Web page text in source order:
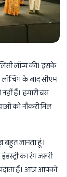
लॉन्च की। इसके
लॉन्चिंग के बाद सीएम
हैं। हमारी बस
को नौकरी मिल
बहुत जानता हूं।
का रंग जरूरी
हैं। आज आपको